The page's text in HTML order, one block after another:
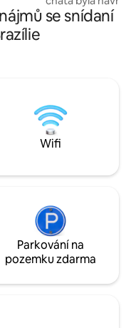
chtějí uniknout z
možnost,
můžeš
profil.
se snídaní
Wifi
Parkování na
pozemku zdarma